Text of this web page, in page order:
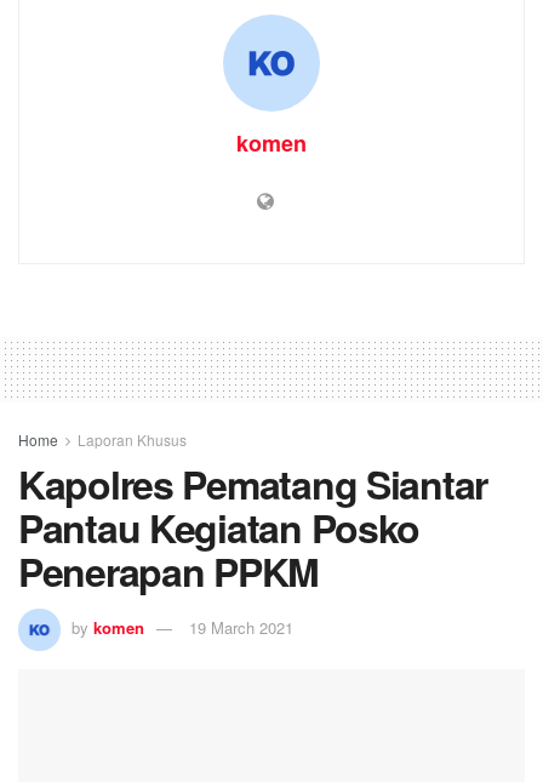
komen
Home Laporan Khusus
Kapolres Pematang Siantar
Pantau Kegiatan Posko
Penerapan PPKM
by komen 19 March 2021